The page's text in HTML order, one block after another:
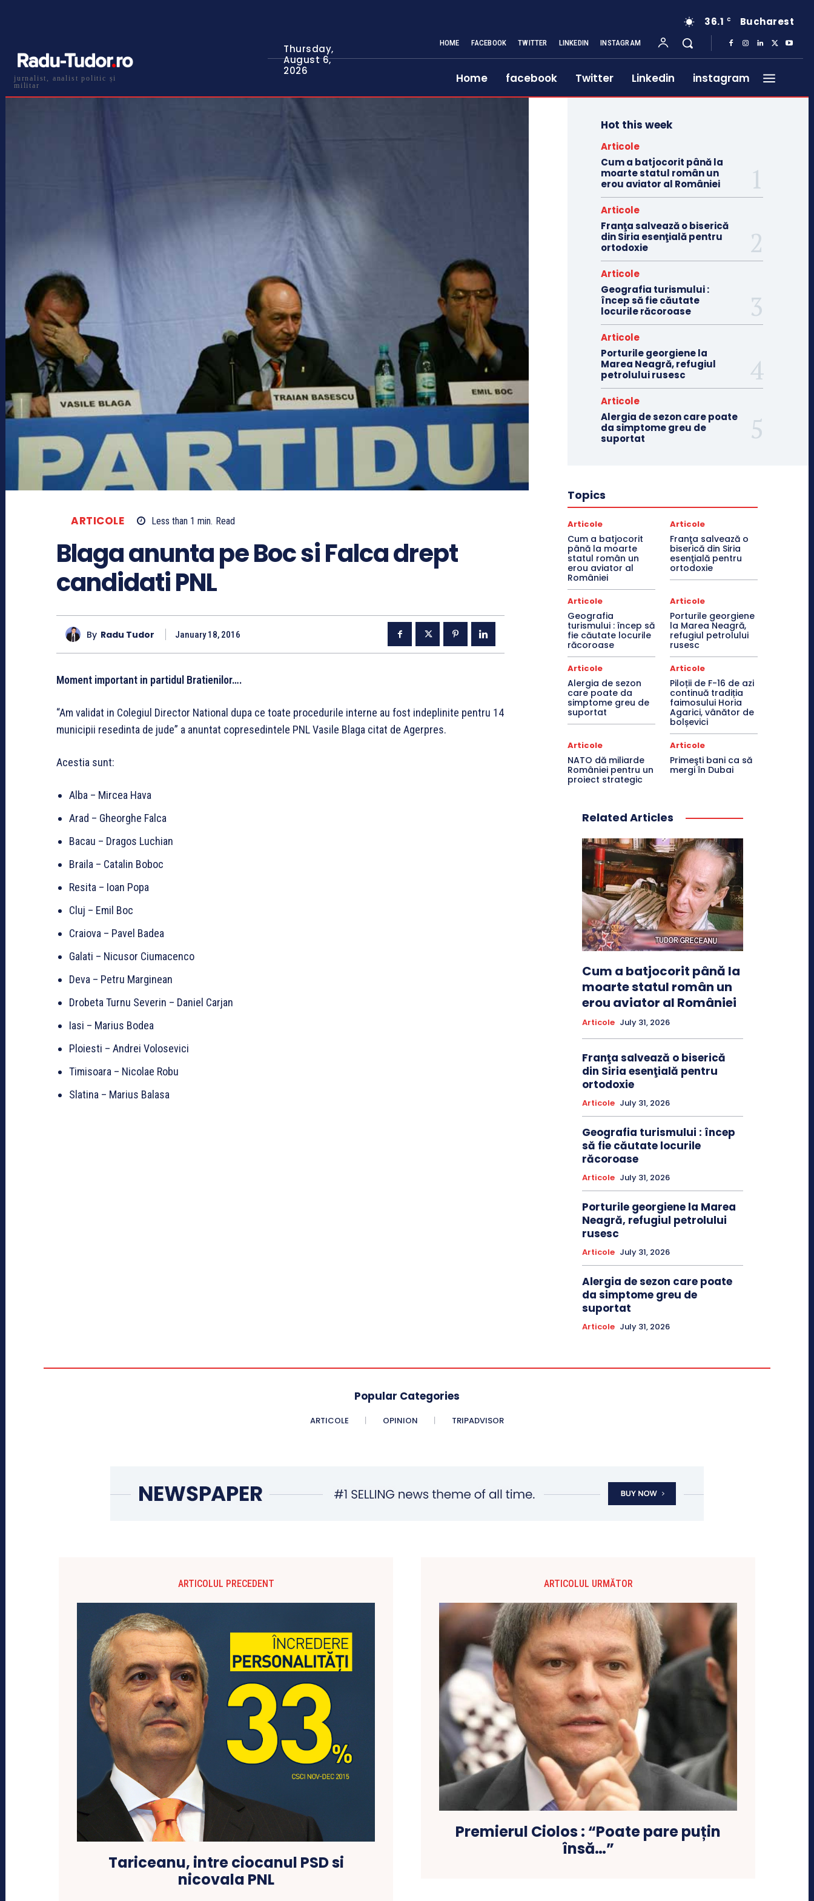
jurnalist, analist politic și
militar
Thursday,
August 6,
2026
36.1 C Bucharest
HOME FACEBOOK TWITTER LINKEDIN INSTAGRAM
Home facebook Twitter Linkedin instagram
ARTICOLE Less than 1 min. Read
Blaga anunta pe Boc si Falca drept
candidati PNL
By Radu Tudor January 18, 2016
Moment important in partidul Bratienilor….
“Am validat in Colegiul Director National dupa ce toate procedurile interne au fost indeplinite pentru 14
municipii resedinta de jude” a anuntat copresedintele PNL Vasile Blaga citat de Agerpres.
Acestia sunt:
Alba – Mircea Hava
Arad – Gheorghe Falca
Bacau – Dragos Luchian
Braila – Catalin Boboc
Resita – Ioan Popa
Cluj – Emil Boc
Craiova – Pavel Badea
Galati – Nicusor Ciumacenco
Deva – Petru Marginean
Drobeta Turnu Severin – Daniel Carjan
Iasi – Marius Bodea
Ploiesti – Andrei Volosevici
Timisoara – Nicolae Robu
Slatina – Marius Balasa
Hot this week
Articole
Cum a batjocorit până la
moarte statul român un
erou aviator al României
Articole
Franţa salvează o biserică
din Siria esenţială pentru
ortodoxie
Articole
Geografia turismului :
încep să fie căutate
locurile răcoroase
Articole
Porturile georgiene la
Marea Neagră, refugiul
petrolului rusesc
Articole
Alergia de sezon care poate
da simptome greu de
suportat
Topics
Articole
Cum a batjocorit
până la moarte
statul român un
erou aviator al
României
Articole
Franţa salvează o
biserică din Siria
esenţială pentru
ortodoxie
Articole
Geografia
turismului : încep să
fie căutate locurile
răcoroase
Articole
Porturile georgiene
la Marea Neagră,
refugiul petrolului
rusesc
Articole
Alergia de sezon
care poate da
simptome greu de
suportat
Articole
Piloții de F-16 de azi
continuă tradiția
faimosului Horia
Agarici, vânător de
bolșevici
Articole
NATO dă miliarde
României pentru un
proiect strategic
Articole
Primeşti bani ca să
mergi în Dubai
Related Articles
Cum a batjocorit până la
moarte statul român un
erou aviator al României
Articole July 31, 2026
Franţa salvează o biserică
din Siria esenţială pentru
ortodoxie
Articole July 31, 2026
Geografia turismului : încep
să fie căutate locurile
răcoroase
Articole July 31, 2026
Porturile georgiene la Marea
Neagră, refugiul petrolului
rusesc
Articole July 31, 2026
Alergia de sezon care poate
da simptome greu de
suportat
Articole July 31, 2026
Popular Categories
ARTICOLE OPINION TRIPADVISOR
ARTICOLUL PRECEDENT
Tariceanu, intre ciocanul PSD si
nicovala PNL
ARTICOLUL URMĂTOR
Premierul Ciolos : “Poate pare puțin
însă…”